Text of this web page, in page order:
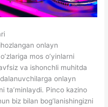
onlayn
mos o’yinlarni
va ishonchli muhitda
onlayn
ta’minlaydi. Pinco kazino
biz bilan bog’lanishingizni